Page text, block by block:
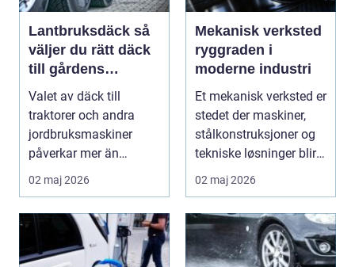
Lantbruksdäck så
väljer du rätt däck
till gårdens
maskiner
Valet av däck till
traktorer och andra
jordbruksmaskiner
påverkar mer än
många tror. Rätt däck
02 maj 2026
Mekanisk verksted
ryggraden i
moderne industri
Et mekanisk verksted er
stedet der maskiner,
stålkonstruksjoner og
tekniske løsninger blir
holdt i g...
02 maj 2026